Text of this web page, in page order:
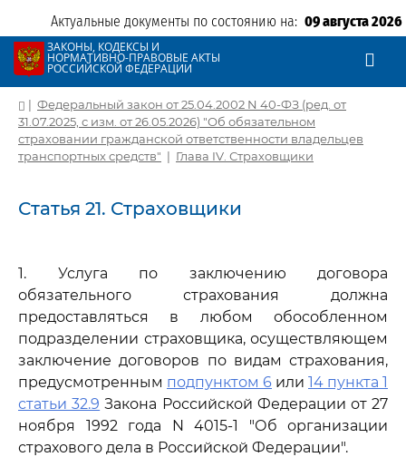
Актуальные документы по состоянию на: 09 августа 2026
ЗАКОНЫ, КОДЕКСЫ И
НОРМАТИВНО-ПРАВОВЫЕ АКТЫ
РОССИЙСКОЙ ФЕДЕРАЦИИ
| Федеральный закон от 25.04.2002 N 40-ФЗ (ред. от
31.07.2025, с изм. от 26.05.2026) "Об обязательном
страховании гражданской ответственности владельцев
транспортных средств" | Глава IV. Страховщики
Статья 21. Страховщики
1. Услуга по заключению договора
обязательного страхования должна
предоставляться в любом обособленном
подразделении страховщика, осуществляющем
заключение договоров по видам страхования,
предусмотренным подпунктом 6 или 14 пункта 1
статьи 32.9 Закона Российской Федерации от 27
ноября 1992 года N 4015-1 "Об организации
страхового дела в Российской Федерации".